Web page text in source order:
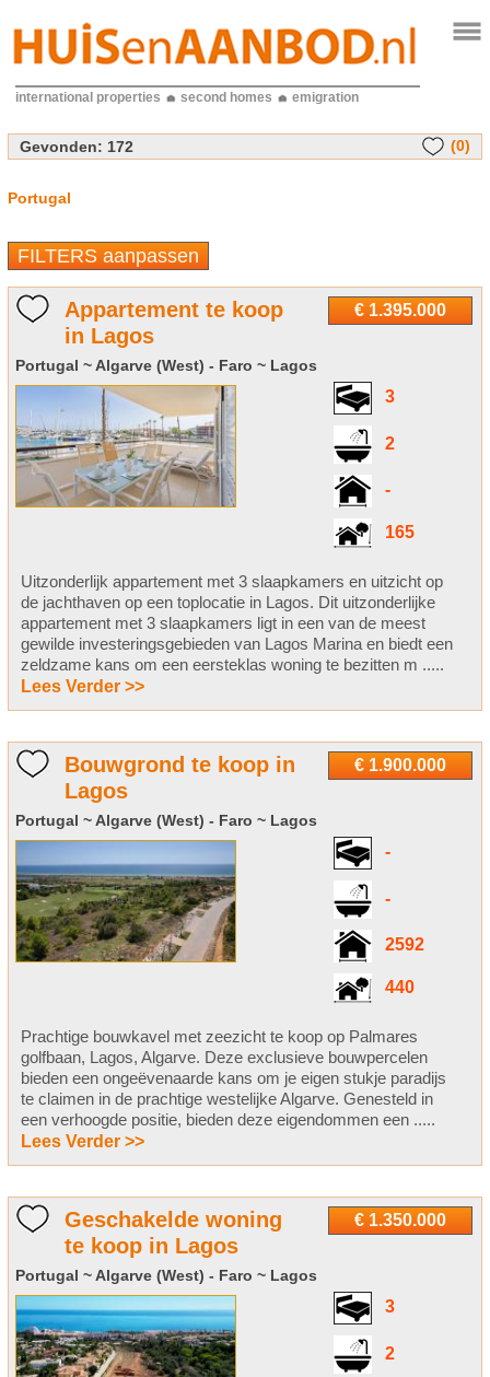
international properties second homes emigration
Gevonden: 172 (0)
Portugal
FILTERS aanpassen
€ 1.395.000
Appartement te koop
in Lagos
Portugal ~ Algarve (West) - Faro ~ Lagos
3
2
-
165
Uitzonderlijk appartement met 3 slaapkamers en uitzicht op
de jachthaven op een toplocatie in Lagos. Dit uitzonderlijke
appartement met 3 slaapkamers ligt in een van de meest
gewilde investeringsgebieden van Lagos Marina en biedt een
zeldzame kans om een eersteklas woning te bezitten m .....
Lees Verder >>
€ 1.900.000
Bouwgrond te koop in
Lagos
Portugal ~ Algarve (West) - Faro ~ Lagos
-
-
2592
440
Prachtige bouwkavel met zeezicht te koop op Palmares
golfbaan, Lagos, Algarve. Deze exclusieve bouwpercelen
bieden een ongeëvenaarde kans om je eigen stukje paradijs
te claimen in de prachtige westelijke Algarve. Genesteld in
een verhoogde positie, bieden deze eigendommen een .....
Lees Verder >>
€ 1.350.000
Geschakelde woning
te koop in Lagos
Portugal ~ Algarve (West) - Faro ~ Lagos
3
2